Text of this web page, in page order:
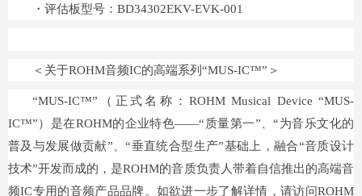
・评估板型号：BD34302EKV-EVK-001
＜关于ROHM音频IC的高端系列“MUS-IC™”＞
“MUS-IC™”（正式名称：ROHM Musical Device “MUS-
IC™”）是在ROHM的企业特色——“质量第一”、“为音乐文化的
普及与发展做贡献”、“垂直统合型生产”基础上，融合“音质设计
技术”开发而成的，是ROHM的音质负责人带着自信推出的高端音
频IC专用的音频产品品牌。如欲进一步了解详情，请访问ROHM